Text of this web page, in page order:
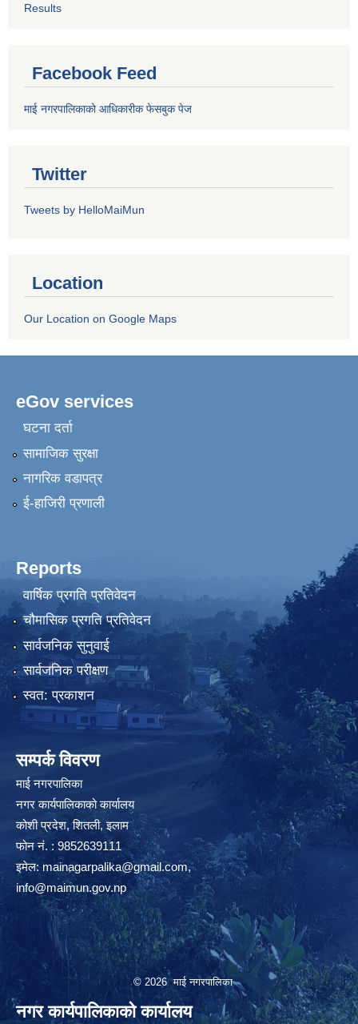
Results
Facebook Feed
माई नगरपालिकाको आधिकारीक फेसबुक पेज
Twitter
Tweets by HelloMaiMun
Location
Our Location on Google Maps
eGov services
घटना दर्ता
सामाजिक सुरक्षा
नागरिक वडापत्र
ई-हाजिरी प्रणाली
Reports
वार्षिक प्रगति प्रतिवेदन
चौमासिक प्रगति प्रतिवेदन
सार्वजनिक सुनुवाई
सार्वजनिक परीक्षण
स्वत: प्रकाशन
सम्पर्क विवरण
माई नगरपालिका
नगर कार्यपालिकाको कार्यालय
कोशी प्रदेश, शितली, इलाम
फोन नं. : 9852639111
इमेल:mainagarpalika@gmail.com,
info@maimun.gov.np
© 2026 माई नगरपालिका
नगर कार्यपालिकाको कार्यालय